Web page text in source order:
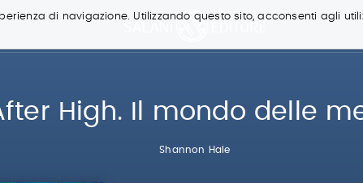
di navigazione. Utilizzando questo sito, acconsenti agli
High. Il mondo delle
Shannon Hale